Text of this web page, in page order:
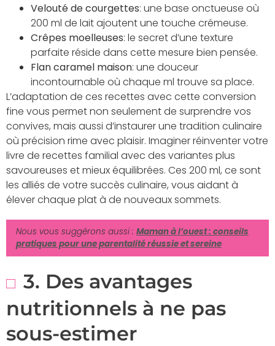
Velouté de courgettes: une base onctueuse où
200 ml de lait ajoutent une touche crémeuse.
Crêpes moelleuses: le secret d’une texture
parfaite réside dans cette mesure bien pensée.
Flan caramel maison: une douceur
incontournable où chaque ml trouve sa place.
L’adaptation de ces recettes avec cette conversion
fine vous permet non seulement de surprendre vos
convives, mais aussi d’instaurer une tradition culinaire
où précision rime avec plaisir. Imaginer réinventer votre
livre de recettes familial avec des variantes plus
savoureuses et mieux équilibrées. Ces 200 ml, ce sont
les alliés de votre succès culinaire, vous aidant à
élever chaque plat à de nouveaux sommets.
Nous vous suggérons aussi : Maman à l’ouest : conseils
pratiques pour une parentalité réussie et sereine
3. Des avantages
nutritionnels à ne pas
sous-estimer